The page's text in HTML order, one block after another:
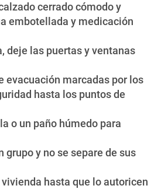
cerrado cómodo y
embotellada y medicación
deje las puertas y ventanas
evacuación marcadas por los
hasta los puntos de
o un paño húmedo para
grupo y no se separe de sus
hasta que lo autoricen